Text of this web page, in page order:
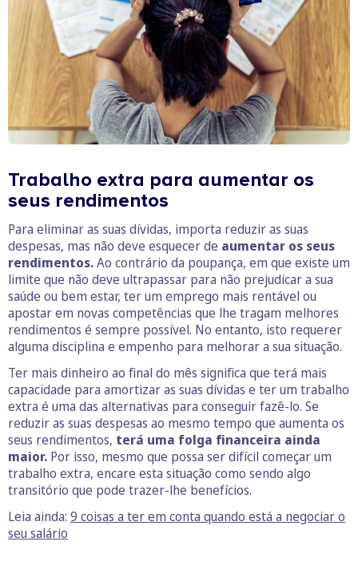
Trabalho extra para aumentar os
seus rendimentos
Para eliminar as suas dívidas, importa reduzir as suas
despesas, mas não deve esquecer de aumentar os seus
rendimentos.Ao contrário da poupança, em que existe um
limite que não deve ultrapassar para não prejudicar a sua
saúde ou bem estar, ter um emprego mais rentável ou
apostar em novas competências que lhe tragam melhores
rendimentos é sempre possível. No entanto, isto requerer
alguma disciplina e empenho para melhorar a sua situação.
Ter mais dinheiro ao final do mês significa que terá mais
capacidade para amortizar as suas dívidas e ter um trabalho
extra é uma das alternativas para conseguir fazê-lo. Se
reduzir as suas despesas ao mesmo tempo que aumenta os
seus rendimentos, terá uma folga financeira ainda
maior. Por isso, mesmo que possa ser difícil começar um
trabalho extra, encare esta situação como sendo algo
transitório que pode trazer-lhe benefícios.
Leia ainda: 9 coisas a ter em conta quando está a negociar o
seu salário